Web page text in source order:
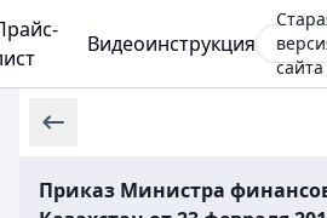
Видеоинструкция
сайта
Приказ Министра